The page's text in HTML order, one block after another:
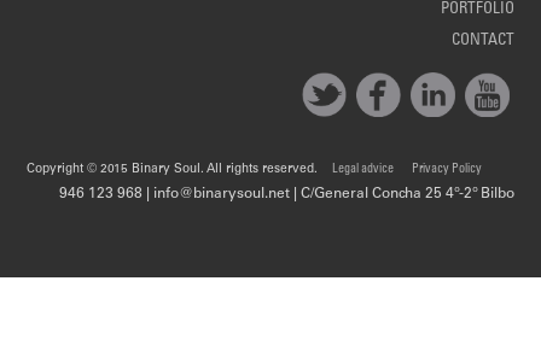
PORTFOLIO
CONTACT
Copyright © 2015 Binary Soul. All rights reserved. Legal advice Privacy Policy
946 123 968 | info@binarysoul.net | C/General Concha 25 4º-2º Bilbo